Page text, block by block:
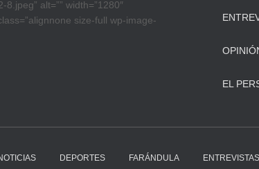
alt=”” width=”1280″
size-full wp-image-
EL
DEPORTES FARÁNDULA ENTREVISTAS